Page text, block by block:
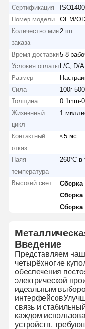
Сертификация
Номер модели
OEM/
Количество мин
заказа
2 шт.
Время доставки5-8
Условия оплаты L/C, D/
Размер
Сила
100г-
Толщина
0.1mm-
Жизненный
цикл
1
Контактный
отказ
<5 мс
Паяя
температура
260°C в
Высокий свет: Сборка
Сборка
Сборка
Введение
Представляем
четырёхногие
обеспечения
электрической
идеальным
связь и
каждом
устройств,